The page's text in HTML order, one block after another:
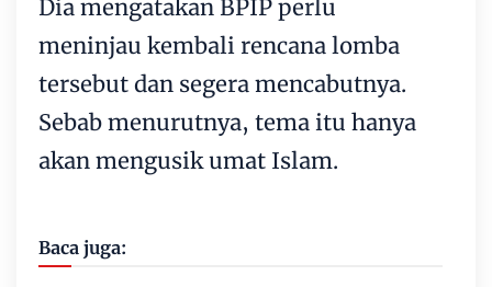
Dia mengatakan BPIP perlu
meninjau kembali rencana lomba
tersebut dan segera mencabutnya.
Sebab menurutnya, tema itu hanya
akan mengusik umat Islam.
Baca juga: